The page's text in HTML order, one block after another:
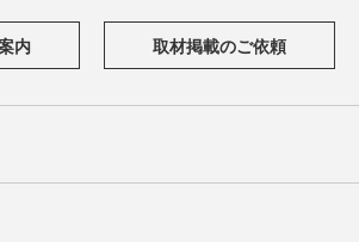
内 取材掲載のご依頼